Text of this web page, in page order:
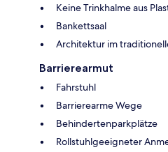
Keine Trinkhalme aus
Bankettsaal
Architektur im
Barrierearmut
Fahrstuhl
Barrierearme Wege
Behindertenparkplätze
Rollstuhlgeeigneter